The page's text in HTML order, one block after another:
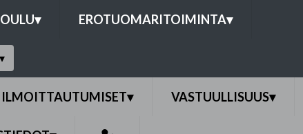
▾ EROTUOMARITOIMINTA▾
▾
ILMOITTAUTUMISET▾ VASTUULLISUUS▾